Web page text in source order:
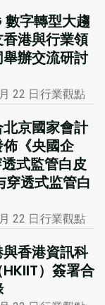
版報道用
辦的國際
計數智化
數字轉型大趨
港與行業領
辦交流研討
22 日 行業觀點
京國家會計
《央國企
式監管白皮
穿透式监管白
22 日 行業觀點
香港資訊科
）簽署合